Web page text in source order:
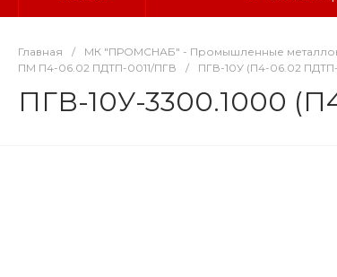
Главная / МК "ПРОМСНАБ" - Промышленные
ПМ П4-06.02 ПДТП-0011/ПГВ
/ ПГВ-10У (П4-06.02 ПДТП-
ПГВ-10У-3300.1000